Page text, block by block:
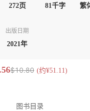
272页 81千字 繁
出版日期
2021年
$10.80 (约¥51.11)
图书目录